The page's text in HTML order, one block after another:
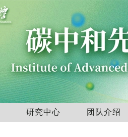
研究中心 团队介绍